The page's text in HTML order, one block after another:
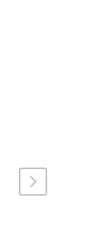
CARNE DE RES
Mondongo x500 g